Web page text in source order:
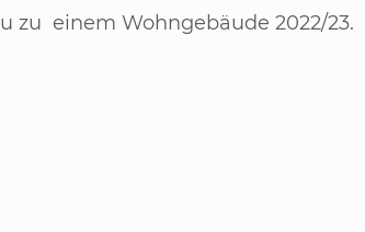
zu ei­nem Wohn­ge­bäu­de 2022/​23.